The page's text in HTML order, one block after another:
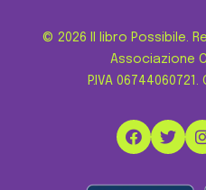
© 2026 Il libro Possibile.
Associazione
P.IVA 06744060721.